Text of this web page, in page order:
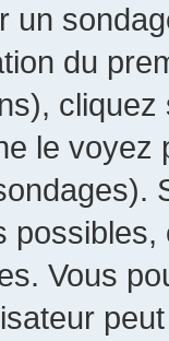
un
du
cliquez
le voyez
Vous